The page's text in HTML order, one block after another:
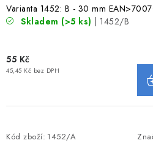
ZNAČKY
Doprava a platba
Podmínky
Varianta 1452: B - 30 mm
Skladem (>5 ks) | 1452/B
55 Kč
45,45 Kč bez DPH
Kód zboží: 1452/A